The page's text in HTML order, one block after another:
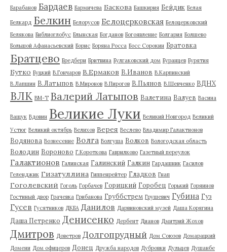
Барабанов Бардаев Бармичева Баскова Башкирия Бейдик Белая
Белкард Белкин Белорусов Белоцерковская Белоцерковский
Белякова Библиоглобус Блынская Богданов Богоявление Болгария Болшево
Большой Афанасьевский Борис Боряна Росса Босс Сорокин Братовка
Братцево Бредбери Бритвина Булгаковский дом Буранцев Бурятия
Бутко Буцкий В.Гончаров В.Ермаков В.Иванов В.Карпинский
В.Лапшин В.Латыпов В.Миронов В.Пирогов В.Пьянов В.Шевченко ВДНХ
ВЛК ВМ-Т Валерий Латыпов Валетина Валуев Васина
Ващук Вдовин Великие Луки Великий Новгород Великий
Устюг Великий октябрь Велихов Верея Веслево Владимир Галактионов
Водянова Вознесение Волга Волгуша Волков Вологодская область
Володин Вороново Г.Короткова Гаврилково Газетный переулок
Галактионов Галинская Галинский Галкин Гардашник Гасилов
Геленджик Гизатуллина Гиппенрейтер Гладков Гнап
Гоголевский Гоголь Горбачев Горицкий Горобец Горький Горяинов
Гостиный двор Грачевка Грибанова Груббстрем Грушевич Губина Гуз
Гусев Гусятников ДКБА Данилов Дарвиновский музей Даша Корягина
Даша Петренко Денисенко Дербент Дианов Дмитрий Жохов
Дмитров Доветров Долгопрудный Дом Союзов Домарацкий
Домени Дом офицеров Донец Дружба народов Дубровки Дульцев Душанбе